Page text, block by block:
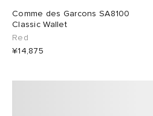
Comme des Garcons SA8100
Classic Wallet
Red
¥14,875